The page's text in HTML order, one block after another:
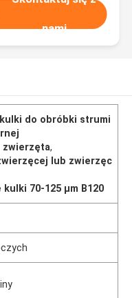
nami
do obróbki strumi
zwierzęta,
lub zwierzęc
70-125 µm B120